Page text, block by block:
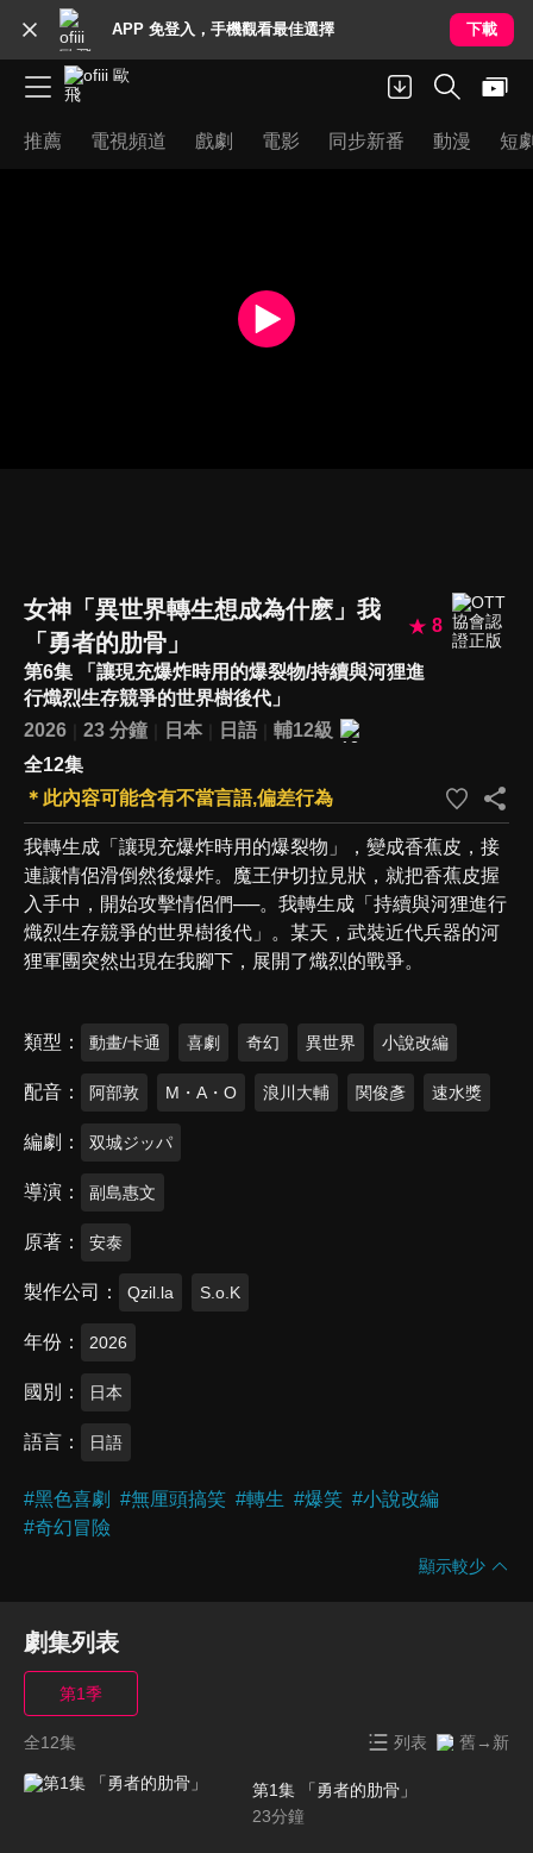
APP 免登入，手機觀看最佳選擇 下載
推薦 電視頻道 戲劇 電影 同步新番 動漫 短
女神「異世界轉生想成為什麽」我
「勇者的肋骨」
8
第6集 「讓現充爆炸時用的爆裂物/持續與河狸進
行熾烈生存競爭的世界樹後代」
2026
23 分鐘 日本 日語
輔12級
全12集
＊此內容可能含有不當言語,偏差行為
我轉生成「讓現充爆炸時用的爆裂物」，變成香蕉皮，接
連讓情侶滑倒然後爆炸。魔王伊切拉見狀，就把香蕉皮握
入手中，開始攻擊情侶們──。我轉生成「持續與河狸進行
熾烈生存競爭的世界樹後代」。某天，武裝近代兵器的河
狸軍團突然出現在我腳下，展開了熾烈的戰爭。
類型 動畫/卡通 喜劇 奇幻 異世界 小說改編
配音 阿部敦 M・A・O 浪川大輔 関俊彥 速水獎
編劇 双城ジッパ
導演 副島惠文
原著 安泰
製作公司 Qzil.la S.o.K
年份 2026
國別 日本
語言 日語
#黑色喜劇 #無厘頭搞笑 #轉生 #爆笑 #小說改編
#奇幻冒險
顯示較少
劇集列表
第1季
全12集 列表 舊→新
第1集 「勇者的肋骨」
23分鐘